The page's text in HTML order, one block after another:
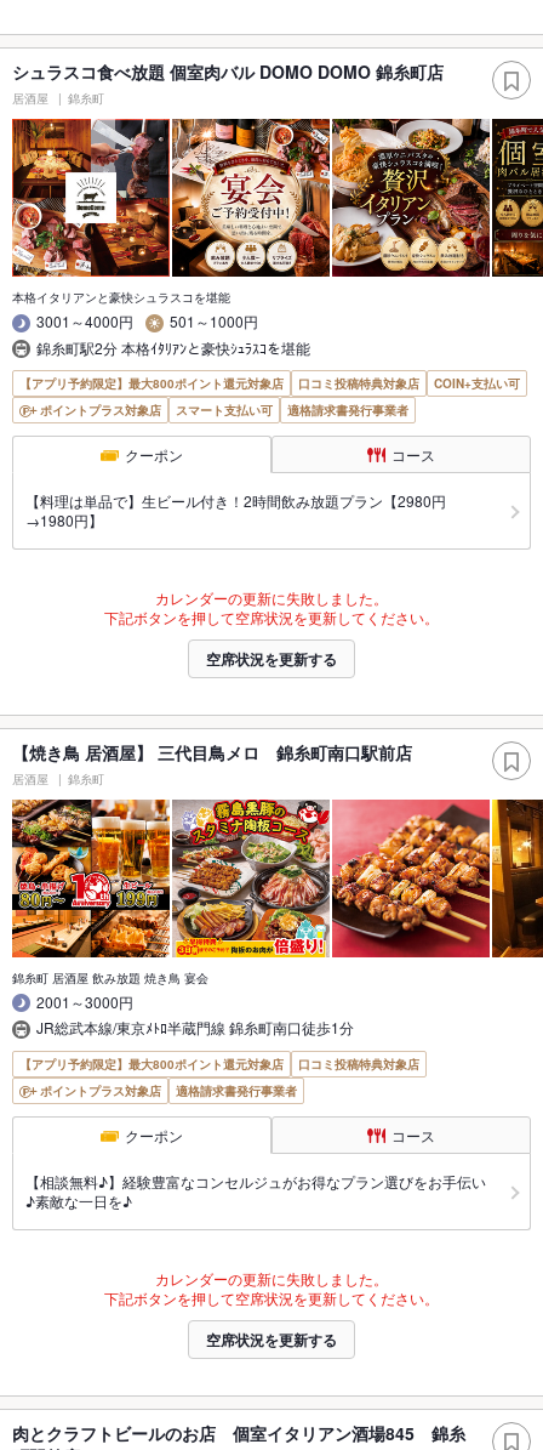
シュラスコ食べ放題 個室肉バル DOMO DOMO 錦糸町店
居酒屋 錦糸町
本格イタリアンと豪快シュラスコを堪能
3001～4000円
501～1000円
錦糸町駅2分 本格ｲﾀﾘｱﾝと豪快ｼｭﾗｽｺを堪能
【アプリ予約限定】最大800ポイント還元対象店 口コミ投稿特典対象店
COIN+支払い可
ポイントプラス対象店
スマート支払い可 適格請求書発行事業者
クーポン コース
【料理は単品で】生ビール付き！2時間飲み放題プラン【2980円
→1980円】
カレンダーの更新に失敗しました。
下記ボタンを押して空席状況を更新してください。
空席状況を更新する
【焼き鳥 居酒屋】 三代目鳥メロ 錦糸町南口駅前店
居酒屋 錦糸町
錦糸町 居酒屋 飲み放題 焼き鳥 宴会
2001～3000円
JR総武本線/東京ﾒﾄﾛ半蔵門線 錦糸町南口徒歩1分
【アプリ予約限定】最大800ポイント還元対象店
口コミ投稿特典対象店
ポイントプラス対象店
適格請求書発行事業者
クーポン コース
【相談無料♪】経験豊富なコンセルジュがお得なプラン選びをお手伝い
♪素敵な一日を♪
カレンダーの更新に失敗しました。
下記ボタンを押して空席状況を更新してください。
空席状況を更新する
肉とクラフトビールのお店 個室イタリアン酒場845 錦糸